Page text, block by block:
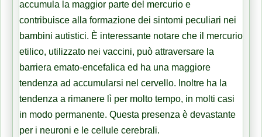
accumula la maggior parte del mercurio e
contribuisce alla formazione dei sintomi peculiari nei
bambini autistici. È interessante notare che il mercurio
etilico, utilizzato nei vaccini, può attraversare la
barriera emato-encefalica ed ha una maggiore
tendenza ad accumularsi nel cervello. Inoltre ha la
tendenza a rimanere lì per molto tempo, in molti casi
in modo permanente. Questa presenza è devastante
per i neuroni e le cellule cerebrali.